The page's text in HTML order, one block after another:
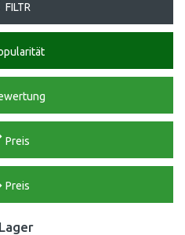
FILTR
Preis
Preis
Lager